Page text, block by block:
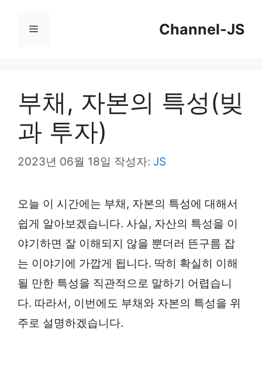
Channel-JS
메
부채, 자본의 특성(빚
과 투자)
2023년 06월 18일 작성자: JS
오늘 이 시간에는 부채, 자본의 특성에 대해서
쉽게 알아보겠습니다. 사실, 자산의 특성을 이
야기하면 잘 이해되지 않을 뿐더러 뜬구름 잡
는 이야기에 가깝게 됩니다. 딱히 확실히 이해
될 만한 특성을 직관적으로 말하기 어렵습니
다. 따라서, 이번에도 부채와 자본의 특성을 위
주로 설명하겠습니다.